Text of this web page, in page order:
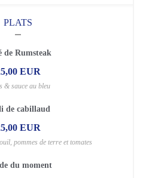
PLATS
de Rumsteak
EUR
& sauce au bleu
de cabillaud
EUR
pommes de terre et tomates
du moment